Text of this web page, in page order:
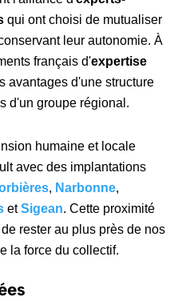
qui ont choisi de mutualiser
leur autonomie. À
français d'expertise
avantages d'une structure
d'un groupe régional.
humaine et locale
avec des implantations
, Narbonne,
etSigean. Cette proximité
rester au plus près de nos
la force du collectif.